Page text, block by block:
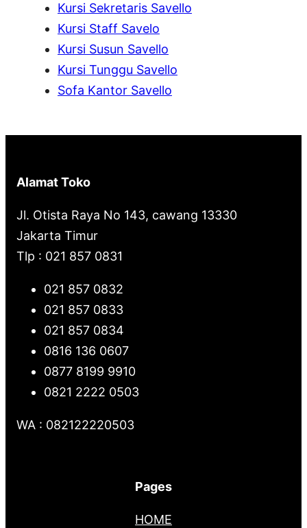
Kursi Sekretaris Savello
Kursi Staff Savelo
Kursi Susun Savello
Kursi Tunggu Savello
Sofa Kantor Savello
Alamat Toko
Jl. Otista Raya No 143, cawang 13330
Jakarta Timur
Tlp : 021 857 0831
021 857 0832
021 857 0833
021 857 0834
0816 136 0607
0877 8199 9910
0821 2222 0503
WA : 082122220503
Pages
HOME